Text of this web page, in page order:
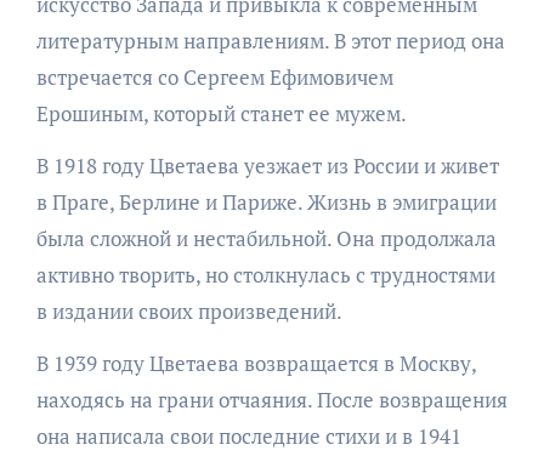
литературным направлениям. В этот период она
встречается со Сергеем Ефимовичем
Ерошиным, который станет ее мужем.
В 1918 году Цветаева уезжает из России и живет
в Праге, Берлине и Париже. Жизнь в эмиграции
была сложной и нестабильной. Она продолжала
активно творить, но столкнулась с трудностями
в издании своих произведений.
В 1939 году Цветаева возвращается в Москву,
находясь на грани отчаяния. После возвращения
она написала свои последние стихи и в 1941